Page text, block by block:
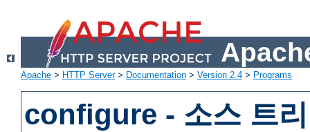
Apache > HTTP Server> Documentation > Version 2.4 > Programs
configure - 소스 트